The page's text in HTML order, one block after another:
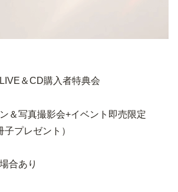
＆CD購入者特典会
ン＆写真撮影会+イベント即売限定
子プレゼント）
合あり